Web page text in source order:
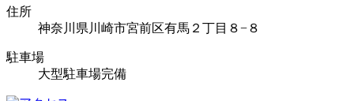
住所
神奈川県川崎市宮前区有馬２丁目８−８
駐車場
大型駐車場完備